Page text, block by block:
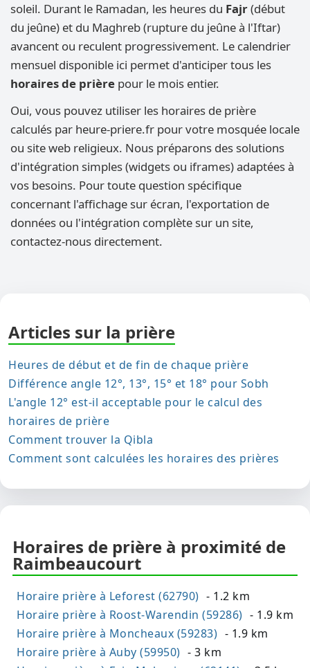
soleil. Durant le Ramadan, les heures du Fajr(début
du jeûne) et du Maghreb (rupture du jeûne à l'Iftar)
avancent ou reculent progressivement. Le calendrier
mensuel disponible ici permet d'anticiper tous les
horaires de prière pour le mois entier.
Oui, vous pouvez utiliser les horaires de prière
calculés par heure-priere.fr pour votre mosquée locale
ou site web religieux. Nous préparons des solutions
d'intégration simples (widgets ou iframes) adaptées à
vos besoins. Pour toute question spécifique
concernant l'affichage sur écran, l'exportation de
données ou l'intégration complète sur un site,
contactez-nous directement.
Articles sur la prière
Heures de début et de fin de chaque prière
Différence angle 12°, 13°, 15° et 18° pour Sobh
L'angle 12° est-il acceptable pour le calcul des
horaires de prière
Comment trouver la Qibla
Comment sont calculées les horaires des prières
Horaires de prière à proximité de
Raimbeaucourt
Horaire prière à Leforest (62790) - 1.2 km
Horaire prière à Roost-Warendin (59286) - 1.9 km
Horaire prière à Moncheaux (59283) - 1.9 km
Horaire prière à Auby (59950) - 3 km